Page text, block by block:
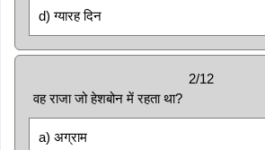
d) ग्यारह दिन
2/12
वह राजा जो हेशबोन में रहता था?
a) अग्राम